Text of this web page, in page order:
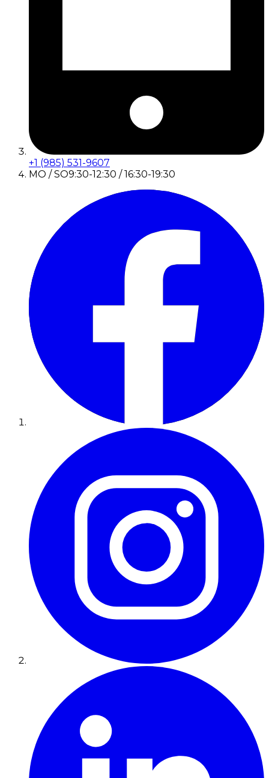
+1 (985) 531-9607
MO / SO9:30-12:30 / 16:30-19:30